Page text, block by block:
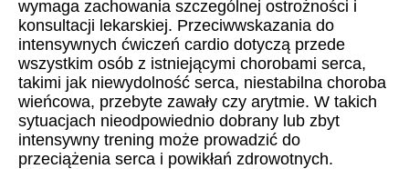
wymaga zachowania szczególnej ostrożności i
konsultacji lekarskiej. Przeciwwskazania do
intensywnych ćwiczeń cardio dotyczą przede
wszystkim osób z istniejącymi chorobami serca,
takimi jak niewydolność serca, niestabilna choroba
wieńcowa, przebyte zawały czy arytmie. W takich
sytuacjach nieodpowiednio dobrany lub zbyt
intensywny trening może prowadzić do
przeciążenia serca i powikłań zdrowotnych.